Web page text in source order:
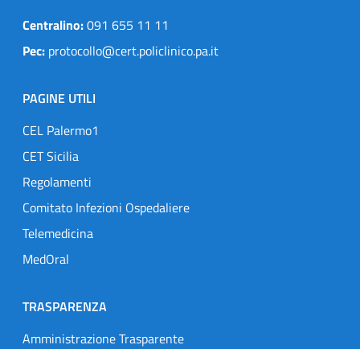
Centralino:091 655 11 11
Pec: protocollo@cert.policlinico.pa.it
PAGINE UTILI
CEL Palermo1
CET Sicilia
Regolamenti
Comitato Infezioni Ospedaliere
Telemedicina
MedOral
TRASPARENZA
Amministrazione Trasparente